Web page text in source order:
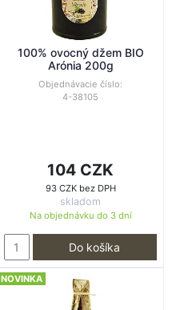
100% ovocný džem BIO
Arónia 200g
Objednávacie číslo:
4-38105
104 CZK
93 CZK bez DPH
skladom
Na objednávku do 3 dní
Do košíka
NOVINKA